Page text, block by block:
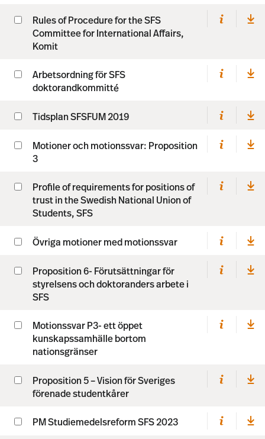
Rules of Procedure for the SFS
Committee for International Affairs,
Komit
Arbetsordning för SFS
doktorandkommitté
Tidsplan SFSFUM 2019
Motioner och motionssvar: Proposition
3
Profile of requirements for positions of
trust in the Swedish National Union of
Students, SFS
Övriga motioner med motionssvar
Proposition 6- Förutsättningar för
styrelsens och doktoranders arbete i
SFS
Motionssvar P3- ett öppet
kunskapssamhälle bortom
nationsgränser
Proposition 5 – Vision för Sveriges
förenade studentkårer
PM Studiemedelsreform SFS 2023